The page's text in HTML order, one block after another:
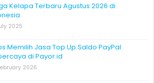
Kelapa Terbaru Agustus 2026 di
2025
Memilih Jasa Top Up Saldo PayPal
di Payor.id
2026